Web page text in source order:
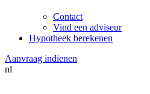
Contact
Vind een adviseur
Hypotheek berekenen
Aanvraag indienen
nl